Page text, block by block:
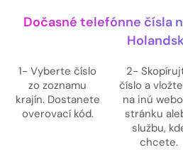
Dočasné telefónne čísla
1- Vyberte číslo
zo zoznamu
krajín. Dostanete
overovací kód.
2-
číslo a
na inú
stránku
službu,
chcete.